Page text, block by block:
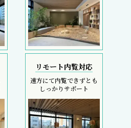
リモート内覧対応
遠方にて内覧できずとも
しっかりサポート